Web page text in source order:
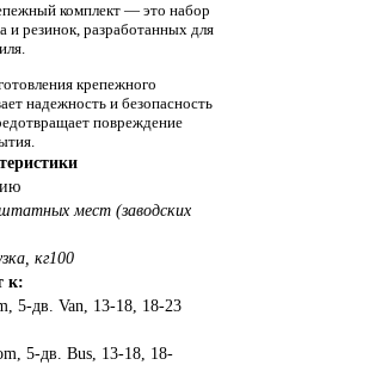
комплект — это набор
и резинок, разработанных для
крепежного
надежность и безопасность
повреждение
мест (заводских
кг100
к:
5-дв. Van, 13-18, 18-23
5-дв. Bus, 13-18, 18-